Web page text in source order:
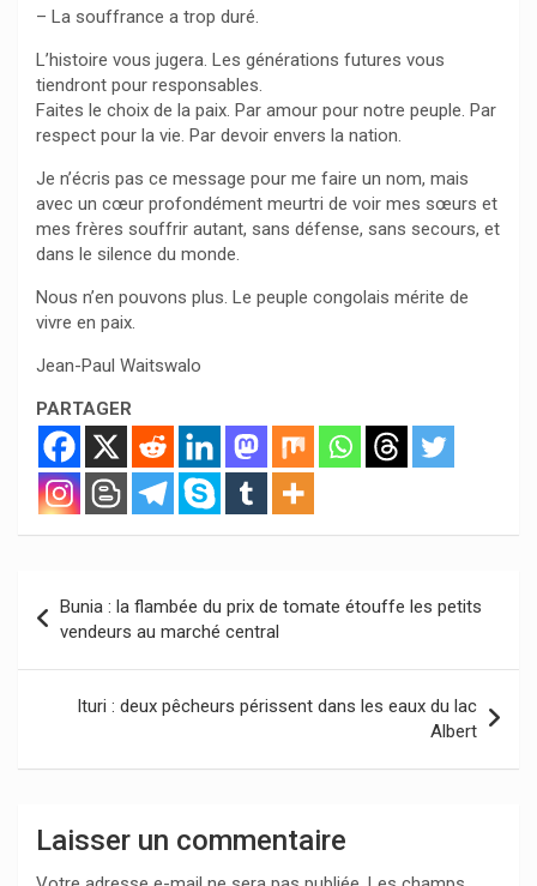
– La souffrance a trop duré.
L’histoire vous jugera. Les générations futures vous
tiendront pour responsables.
Faites le choix de la paix. Par amour pour notre peuple. Par
respect pour la vie. Par devoir envers la nation.
Je n’écris pas ce message pour me faire un nom, mais
avec un cœur profondément meurtri de voir mes sœurs et
mes frères souffrir autant, sans défense, sans secours, et
dans le silence du monde.
Nous n’en pouvons plus. Le peuple congolais mérite de
vivre en paix.
Jean-Paul Waitswalo
PARTAGER
de
l’article
Bunia : la flambée du prix de tomate étouffe les petits
vendeurs au marché central
Ituri : deux pêcheurs périssent dans les eaux du lac
Albert
Laisser un commentaire